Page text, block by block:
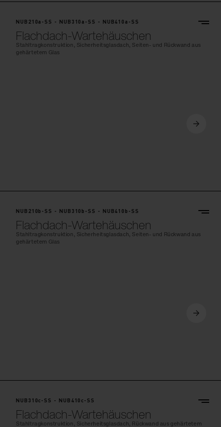
Flachdach-Wartehäuschen
Stahltragkonstruktion, Sicherheitsglasdach, Seiten- und Rückwand aus
gehärtetem Glas
Flachdach-Wartehäuschen
Stahltragkonstruktion, Sicherheitsglasdach, Seiten- und Rückwand aus
gehärtetem Glas
Flachdach-Wartehäuschen
Stahltragkonstruktion, Sicherheitsglasdach, Rückwand aus gehärtetem
Glas